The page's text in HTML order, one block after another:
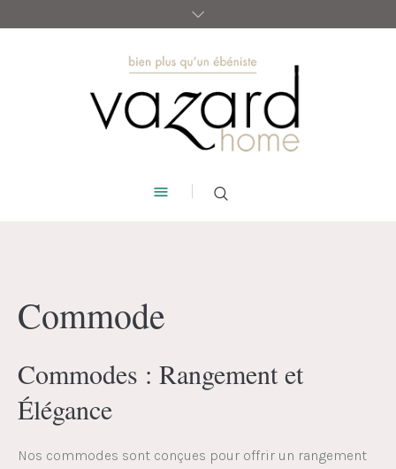
Commode
Commodes : Rangement et
Élégance
Nos commodes sont conçues pour offrir un rangement